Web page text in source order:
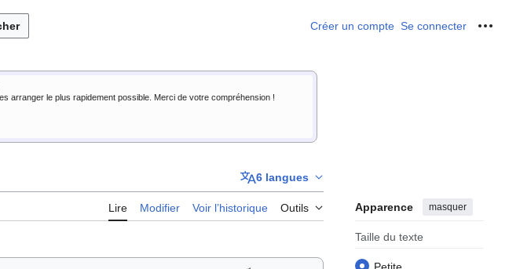
Créer un compte Se connecter Outils
arranger le plus rapidement possible. Merci de votre compréhension !
6 langues
Lire Modifier Voir l’historique Outils Apparence masquer
Taille du texte